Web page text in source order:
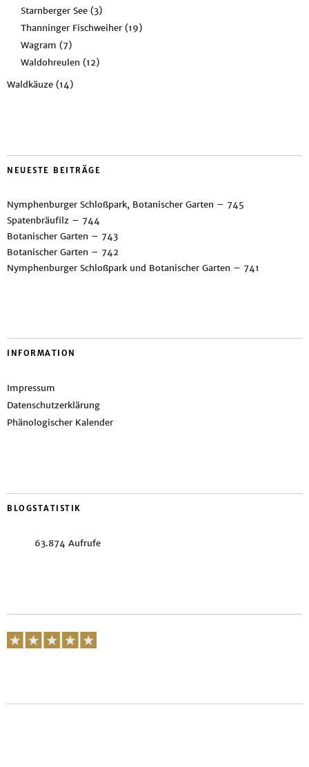
Starnberger See (3)
Thanninger Fischweiher (19)
Wagram (7)
Waldohreulen (12)
Waldkäuze (14)
NEUESTE BEITRÄGE
Nymphenburger Schloßpark, Botanischer Garten – 745
Spatenbräufilz – 744
Botanischer Garten – 743
Botanischer Garten – 742
Nymphenburger Schloßpark und Botanischer Garten – 741
INFORMATION
Impressum
Datenschutzerklärung
Phänologischer Kalender
BLOGSTATISTIK
63.874 Aufrufe